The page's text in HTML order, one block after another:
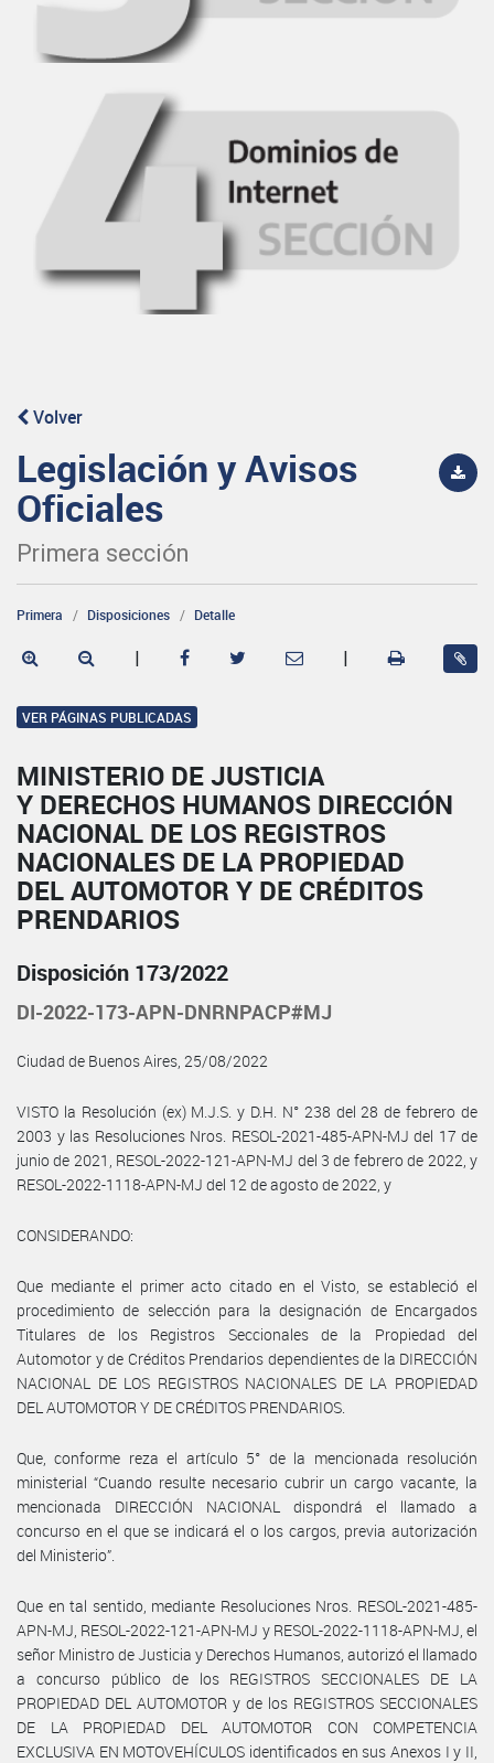
Volver
Legislación y Avisos
Oficiales
Primera sección
Primera Disposiciones Detalle
| |
VER PÁGINAS PUBLICADAS
MINISTERIO DE JUSTICIA
Y DERECHOS HUMANOS DIRECCIÓN
NACIONAL DE LOS REGISTROS
NACIONALES DE LA PROPIEDAD
DEL AUTOMOTOR Y DE CRÉDITOS
PRENDARIOS
Disposición 173/2022
DI-2022-173-APN-DNRNPACP#MJ
Ciudad de Buenos Aires, 25/08/2022
VISTO la Resolución (ex) M.J.S. y D.H. N° 238 del 28 de febrero de
2003 y las Resoluciones Nros. RESOL-2021-485-APN-MJ del 17 de
junio de 2021, RESOL-2022-121-APN-MJ del 3 de febrero de 2022, y
RESOL-2022-1118-APN-MJ del 12 de agosto de 2022, y
CONSIDERANDO:
Que mediante el primer acto citado en el Visto, se estableció el
procedimiento de selección para la designación de Encargados
Titulares de los Registros Seccionales de la Propiedad del
Automotor y de Créditos Prendarios dependientes de la DIRECCIÓN
NACIONAL DE LOS REGISTROS NACIONALES DE LA PROPIEDAD
DEL AUTOMOTOR Y DE CRÉDITOS PRENDARIOS.
Que, conforme reza el artículo 5° de la mencionada resolución
ministerial “Cuando resulte necesario cubrir un cargo vacante, la
mencionada DIRECCIÓN NACIONAL dispondrá el llamado a
concurso en el que se indicará el o los cargos, previa autorización
del Ministerio”.
Que en tal sentido, mediante Resoluciones Nros. RESOL-2021-485-
APN-MJ, RESOL-2022-121-APN-MJ y RESOL-2022-1118-APN-MJ, el
señor Ministro de Justicia y Derechos Humanos, autorizó el llamado
a concurso público de los REGISTROS SECCIONALES DE LA
PROPIEDAD DEL AUTOMOTOR y de los REGISTROS SECCIONALES
DE LA PROPIEDAD DEL AUTOMOTOR CON COMPETENCIA
EXCLUSIVA EN MOTOVEHÍCULOS identificados en sus Anexos I y II,